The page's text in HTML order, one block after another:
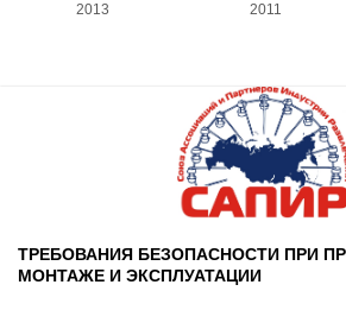
2013 2011
ТРЕБОВАНИЯ БЕЗОПАСНОСТИ ПРИ
МОНТАЖЕ И ЭКСПЛУАТАЦИИ